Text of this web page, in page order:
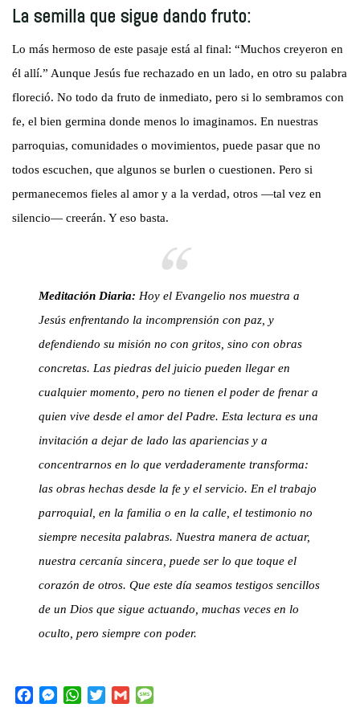
La semilla que sigue dando fruto:
Lo más hermoso de este pasaje está al final: “Muchos creyeron en
él allí.” Aunque Jesús fue rechazado en un lado, en otro su palabra
floreció. No todo da fruto de inmediato, pero si lo sembramos con
fe, el bien germina donde menos lo imaginamos. En nuestras
parroquias, comunidades o movimientos, puede pasar que no
todos escuchen, que algunos se burlen o cuestionen. Pero si
permanecemos fieles al amor y a la verdad, otros —tal vez en
silencio— creerán. Y eso basta.
Meditación Diaria: Hoy el Evangelio nos muestra a
Jesús enfrentando la incomprensión con paz, y
defendiendo su misión no con gritos, sino con obras
concretas. Las piedras del juicio pueden llegar en
cualquier momento, pero no tienen el poder de frenar a
quien vive desde el amor del Padre. Esta lectura es una
invitación a dejar de lado las apariencias y a
concentrarnos en lo que verdaderamente transforma:
las obras hechas desde la fe y el servicio. En el trabajo
parroquial, en la familia o en la calle, el testimonio no
siempre necesita palabras. Nuestra manera de actuar,
nuestra cercanía sincera, puede ser lo que toque el
corazón de otros. Que este día seamos testigos sencillos
de un Dios que sigue actuando, muchas veces en lo
oculto, pero siempre con poder.
M
W
G